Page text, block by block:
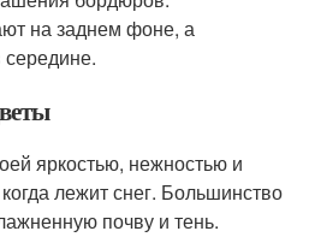
на заднем фоне, а
яркостью, нежностью и
лежит снег. Большинство
почву и тень.